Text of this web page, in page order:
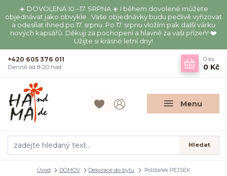
☀️ DOVOLENÁ 10.–17. SRPNA ☀️ I během dovolené můžete
objednávat jako obvykle . Vaše objednávky budu pečlivě vyřizovat
a odesílat ihned po 17. srpnu. Po 17. srpnu vložím pak další várku
nových kapsářů. Děkuji za pochopení a hlavně za vaši přízeň! ❤️
Užijte si krásné letní dny!
Menu
Hledat
+420 605 376 011
Denně od 8-20 hod.
0 ks
0 Kč
Úvod DOMOV Dekorace do bytu Polštářek PEJSEK